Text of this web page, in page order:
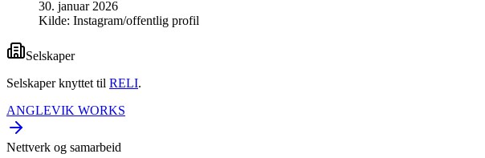
30. januar 2026
Kilde: Instagram/offentlig profil
Selskaper
Selskaper knyttet til RELI.
ANGLEVIK WORKS
Nettverk og samarbeid